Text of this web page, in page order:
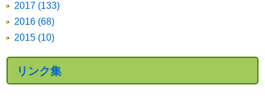
2017 (133)
2016 (68)
2015 (10)
リンク集